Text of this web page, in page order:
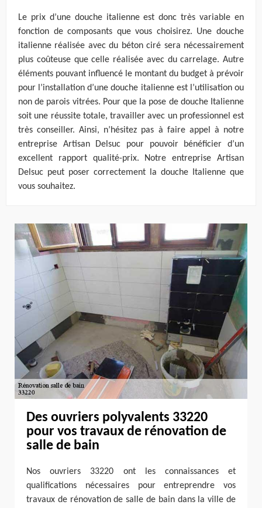
Le prix d’une douche italienne est donc très variable en
fonction de composants que vous choisirez. Une douche
italienne réalisée avec du béton ciré sera nécessairement
plus coûteuse que celle réalisée avec du carrelage. Autre
éléments pouvant influencé le montant du budget à prévoir
pour l’installation d’une douche italienne est l’utilisation ou
non de parois vitrées. Pour que la pose de douche Italienne
soit une réussite totale, travailler avec un professionnel est
très conseiller. Ainsi, n’hésitez pas à faire appel à notre
entreprise Artisan Delsuc pour pouvoir bénéficier d’un
excellent rapport qualité-prix. Notre entreprise Artisan
Delsuc peut poser correctement la douche Italienne que
vous souhaitez.
Des ouvriers polyvalents 33220
pour vos travaux de rénovation de
salle de bain
Nos ouvriers 33220 ont les connaissances et
qualifications nécessaires pour entreprendre vos
travaux de rénovation de salle de bain dans la ville de